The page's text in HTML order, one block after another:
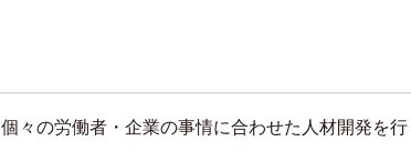
個々の労働者・企業の事情に合わせた人材開発を行